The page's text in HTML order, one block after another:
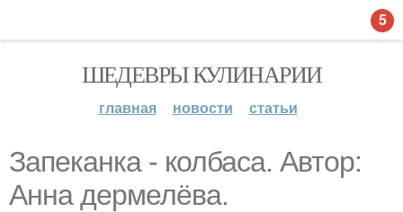
ШЕДЕВРЫ КУЛИНАРИИ
главная новости статьи
Запеканка - колбаса. Автор:
Анна дермелёва.
5